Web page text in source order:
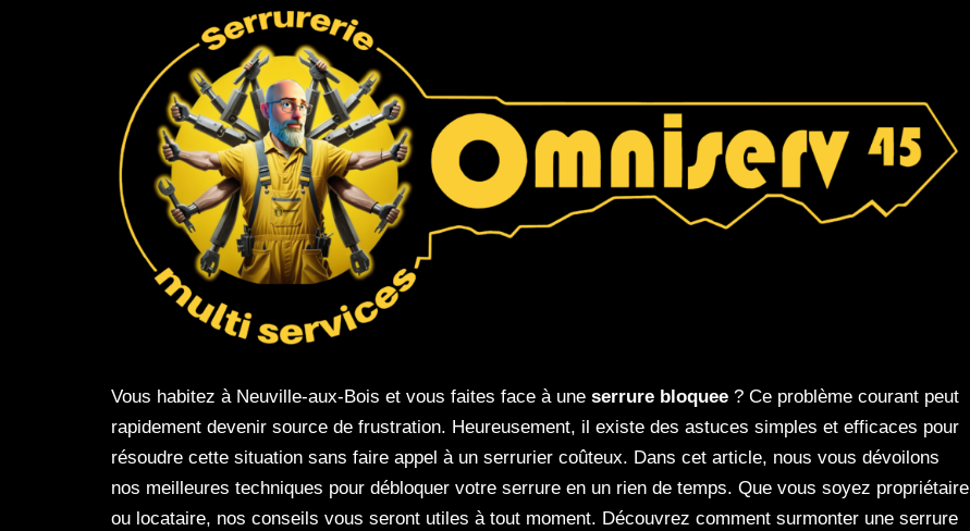
Vous habitez à Neuville-aux-Bois et vous faites face à une serrure bloquee ? Ce problème courant peut
rapidement devenir source de frustration. Heureusement, il existe des astuces simples et efficaces pour
résoudre cette situation sans faire appel à un serrurier coûteux. Dans cet article, nous vous dévoilons
nos meilleures techniques pour débloquer votre serrure en un rien de temps. Que vous soyez propriétaire
ou locataire, nos conseils vous seront utiles à tout moment. Découvrez comment surmonter une serrure